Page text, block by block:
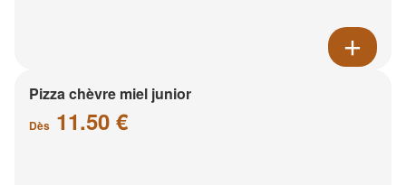
Pizza chèvre miel junior
Dès 11.50 €